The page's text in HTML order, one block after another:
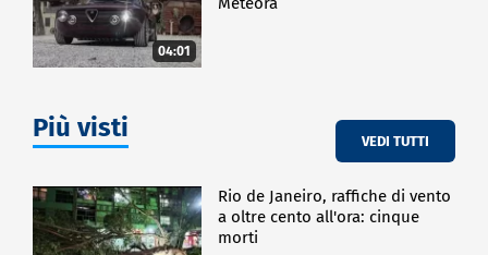
04:01
Più visti VEDI TUTTI
Rio de Janeiro, raffiche di vento
a oltre cento all'ora: cinque
morti